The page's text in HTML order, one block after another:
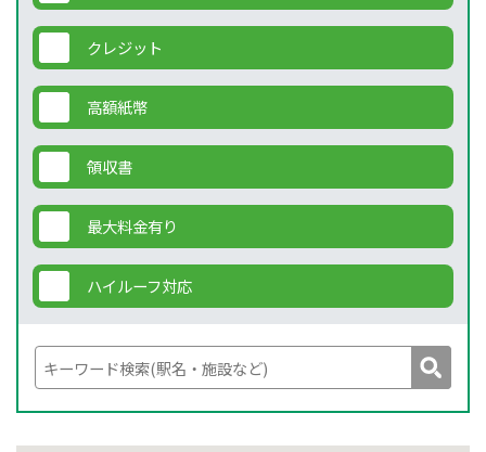
クレジット
高額紙幣
領収書
最大料金有り
ハイルーフ対応